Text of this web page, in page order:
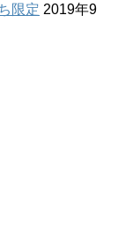
限定 2019年9